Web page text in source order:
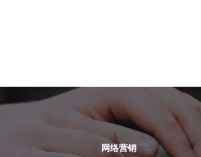
网络营销